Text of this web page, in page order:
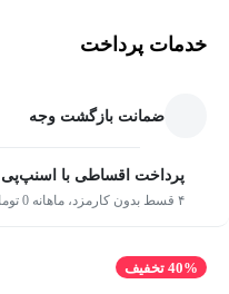
خدمات پرداخت
ضمانت بازگشت وجه
پرداخت اقساطی با اسنپ‌پی
۴ قسط بدون کارمزد، ماهانه 0 تومان
40% تخفیف